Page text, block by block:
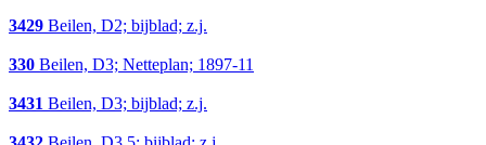
3429 Beilen, D2; bijblad; z.j.
330 Beilen, D3; Netteplan; 1897-11
3431 Beilen, D3; bijblad; z.j.